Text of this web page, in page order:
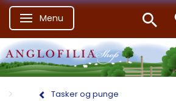
Skifte navigation
Menu
Tasker og punge